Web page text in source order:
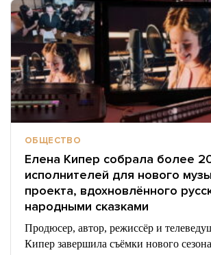
ОБЩЕСТВО
Елена Кипер собрала более
исполнителей для нового
проекта, вдохновлённого
народными сказками
Продюсер, автор, режиссёр и
Кипер завершила съёмки нового